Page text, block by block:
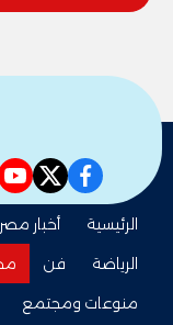
facebook
الرئيسية أخبار مصر
الرياضة
فن
منوعات ومجتمع